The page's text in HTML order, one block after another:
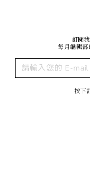
訂閱
每月編輯部
按下